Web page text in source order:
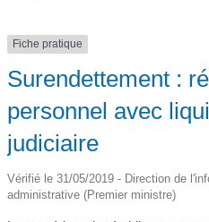
Fiche pratique
Surendettement :
personnel avec
judiciaire
Vérifié le 31/05/2019 - Direction de
administrative (Premier ministre)